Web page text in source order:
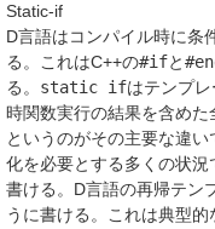
Static-if
D言語はコンパイル時に条
る。これはC++の#ifと
る。 static ifはテンプ
時関数実行の結果を含め
というのがその主要な違
化を必要とする多くの状
書ける。D言語の再帰テン
うに書ける。これは典型